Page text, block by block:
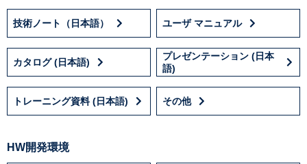
技術ノート（日本語） ユーザ マニュアル
カタログ (日本語)
プレゼンテーション (日本
語)
トレーニング資料 (日本語) その他
HW開発環境